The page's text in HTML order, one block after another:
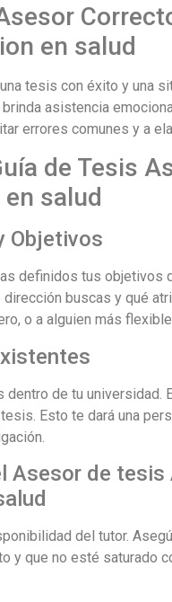
en salud
tesis con éxito y una
asistencia
errores comunes y a
de Tesis
salud
Objetivos
definidos tus objetivos
buscas y qué
o a alguien más
de tu universidad.
Esto te dará una
Asesor de
del tutor.
y que no esté saturado